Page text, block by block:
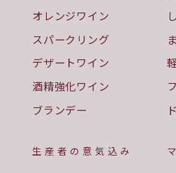
オレンジワイン
スパークリング
デザートワイン
酒精強化ワイン
ブランデー
生産者の意気込み